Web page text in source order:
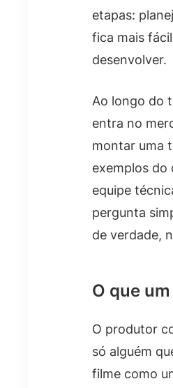
etapas:
fica mais
desenvolver.
Ao longo do
entra no
montar uma
exemplos do
equipe
pergunta
de verdade,
O que
O produtor
só alguém
filme como